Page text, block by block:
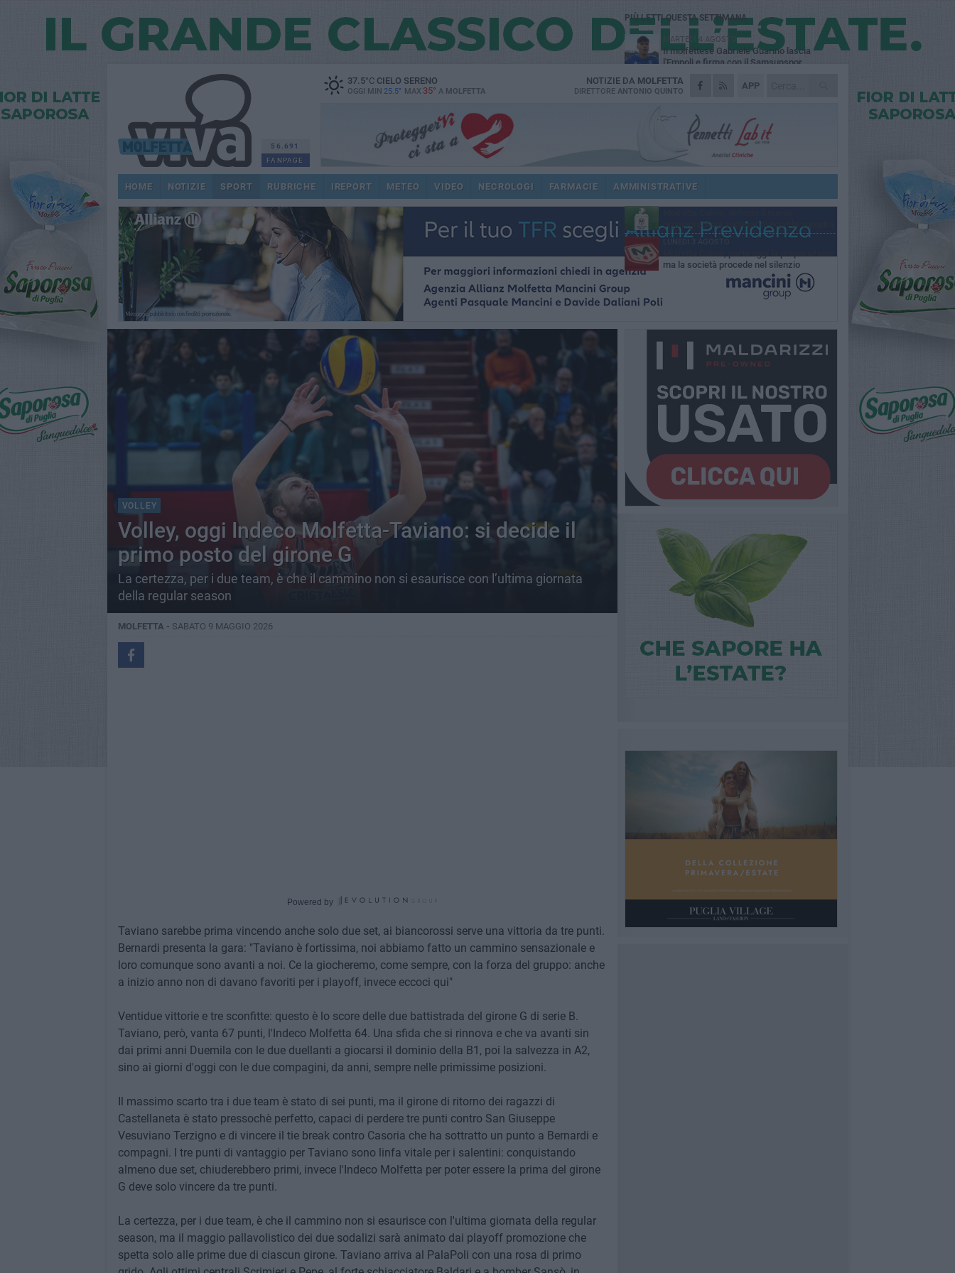
56.691
FANPAGE
37.5°CCIELO SERENO
OGGI MIN 25.5° MAX 35° A MOLFETTA
APP
NOTIZIE DA MOLFETTA
DIRETTORE ANTONIO QUINTO
HOME NOTIZIE SPORT RUBRICHE IREPORT METEO VIDEO NECROLOGI FARMACIE AMMINISTRATIVE
VOLLEY
Volley, oggi Indeco Molfetta-Taviano: si decide il
primo posto del girone G
La certezza, per i due team, è che il cammino non si esaurisce con l’ultima giornata
della regular season
MOLFETTA - SABATO 9 MAGGIO 2026
Powered by
Taviano sarebbe prima vincendo anche solo due set, ai biancorossi serve una vittoria da tre punti.
Bernardi presenta la gara: "Taviano è fortissima, noi abbiamo fatto un cammino sensazionale e
loro comunque sono avanti a noi. Ce la giocheremo, come sempre, con la forza del gruppo: anche
a inizio anno non di davano favoriti per i playoff, invece eccoci qui"
Ventidue vittorie e tre sconfitte: questo è lo score delle due battistrada del girone G di serie B.
Taviano, però, vanta 67 punti, l'Indeco Molfetta 64. Una sfida che si rinnova e che va avanti sin
dai primi anni Duemila con le due duellanti a giocarsi il dominio della B1, poi la salvezza in A2,
sino ai giorni d'oggi con le due compagini, da anni, sempre nelle primissime posizioni.
Il massimo scarto tra i due team è stato di sei punti, ma il girone di ritorno dei ragazzi di
Castellaneta è stato pressochè perfetto, capaci di perdere tre punti contro San Giuseppe
Vesuviano Terzigno e di vincere il tie break contro Casoria che ha sottratto un punto a Bernardi e
compagni. I tre punti di vantaggio per Taviano sono linfa vitale per i salentini: conquistando
almeno due set, chiuderebbero primi, invece l'Indeco Molfetta per poter essere la prima del girone
G deve solo vincere da tre punti.
La certezza, per i due team, è che il cammino non si esaurisce con l'ultima giornata della regular
season, ma il maggio pallavolistico dei due sodalizi sarà animato dai playoff promozione che
spetta solo alle prime due di ciascun girone. Taviano arriva al PalaPoli con una rosa di primo
PIÙ LETTI QUESTA SETTIMANA
MARTEDÌ 4 AGOSTO
Il molfettese Gabriele Guarino lascia
l'Empoli e firma con il Samsunspor
LUNEDÌ 3 AGOSTO
Palazzetto Giovanni Panunzio: dove lo
eccellenza
VENERDÌ 7 AGOSTO
Molfetta Calcio, tre innesti di spessore:
arrivano i molfettesi Roselli, Cirillo e Caputi
DOMENICA 2 AGOSTO
Tennistavolo, il molfettese Roberto
Minervini riparte da Otranto
MARTEDÌ 4 AGOSTO
organigramma societario: ecco la squadra
dirigenziale
LUNEDÌ 3 AGOSTO
ma la società procede nel silenzio